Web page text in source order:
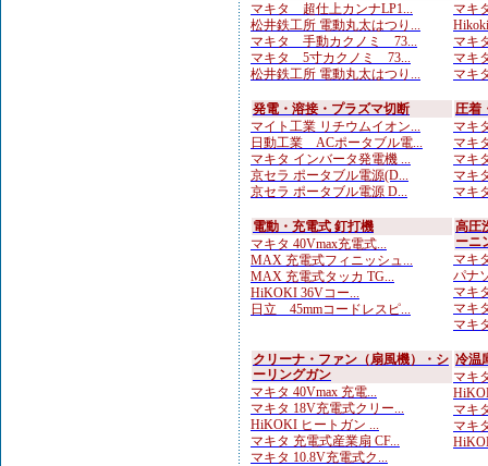
マキタ 超仕上カンナLP1...
松井鉄工所 電動丸太はつり...
マキタ 手動カクノミ 73...
マキタ 5寸カクノミ 73...
松井鉄工所 電動丸太はつり...
マキ
マキ
マキ
マキ
発電・溶接・プラズマ切断
マイト工業 リチウムイオン...
日動工業 ACポータブル電...
マキタ インバータ発電機 ...
京セラ ポータブル電源(D...
京セラ ポータブル電源 D...
圧着
マキ
マキ
マキ
マキ
マキ
電動・充電式 釘打機
マキタ 40Vmax充電式...
MAX 充電式フィニッシュ...
MAX 充電式タッカ TG...
HiKOKI 36Vコー...
日立 45mmコードレスピ...
高圧
ーニ
マキ
パナ
マキ
マキ
マキ
クリーナ・ファン（扇風機）・シ
ーリングガン
マキタ 40Vmax 充電...
マキタ 18V充電式クリー...
HiKOKI ヒートガン ...
マキタ 充電式産業扇 CF...
マキタ 10.8V充電式ク...
冷温
マキ
マキ
マキ